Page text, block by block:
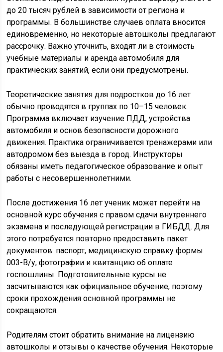
до 20 тысяч рублей в зависимости от региона и
программы. В большинстве случаев оплата вносится
единовременно, но некоторые автошколы предлагают
рассрочку. Важно уточнить, входят ли в стоимость
учебные материалы и аренда автомобиля для
практических занятий, если они предусмотрены.
Теоретические занятия для подростков до 16 лет
обычно проводятся в группах по 10–15 человек.
Программа включает изучение ПДД, устройства
автомобиля и основ безопасности дорожного
движения. Практика ограничивается тренажерами или
автодромом без выезда в город. Инструкторы
обязаны иметь педагогическое образование и опыт
работы с несовершеннолетними.
После достижения 16 лет ученик может перейти на
основной курс обучения с правом сдачи внутреннего
экзамена и последующей регистрации в ГИБДД. Для
этого потребуется повторно предоставить пакет
документов: паспорт, медицинскую справку формы
003-В/у, фотографии и квитанцию об оплате
госпошлины. Подготовительные курсы не
засчитываются как официальное обучение, поэтому
сроки прохождения основной программы не
сокращаются.
Родителям стоит обратить внимание на лицензию
автошколы и отзывы о качестве обучения. Некоторые